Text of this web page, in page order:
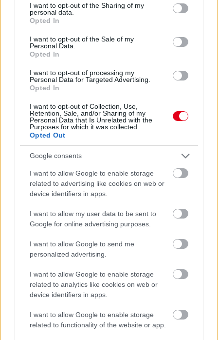
not limited to your visit or usage behaviour. You may click to
grant or deny consent to Google and its third-party tags to
use your data for below specified purposes in below Google
consent section.
I want to opt-out of the Sharing of my
personal data.
Opted In
I want to opt-out of the Sale of my
Personal Data.
Opted In
I want to opt-out of processing my
Personal Data for Targeted Advertising.
Opted In
I want to opt-out of Collection, Use,
Retention, Sale, and/or Sharing of my
Personal Data that Is Unrelated with the
Purposes for which it was collected.
Opted Out
Google consents
I want to allow Google to enable storage
related to advertising like cookies on web or
device identifiers in apps.
I want to allow my user data to be sent to
Google for online advertising purposes.
I want to allow Google to send me
personalized advertising.
I want to allow Google to enable storage
related to analytics like cookies on web or
device identifiers in apps.
I want to allow Google to enable storage
related to functionality of the website or app.
Az F1 sportért felelős vezetője, Ross Brawn úgy gondolja, Max
Verstappennek ideje lenne már tanulnia a hibáiból, ha be
részletek
előző hírek következő hírek
Hallgasd meg a Formula Podcast
legfrissebb adását!
Kövess minket a Facebookon
Parc Fermé
35 perce
Hamarosan leáll az idei F1-es fejlesztésekkel a Cadillac